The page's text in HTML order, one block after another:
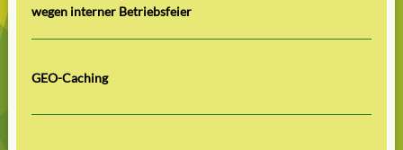
wegen interner Betriebsfeier
GEO-Caching